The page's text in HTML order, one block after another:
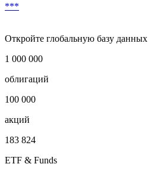
***
Откройте глобальную базу данных
1 000 000
облигаций
100 000
акций
183 824
ETF & Funds